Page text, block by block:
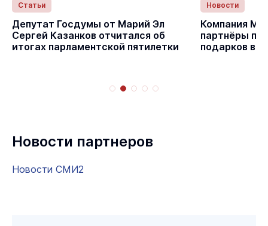
Статьи
Депутат Госдумы от Марий Эл
Сергей Казанков отчитался об
итогах парламентской пятилетки
Новости
Компания
партнёры
подарков в
Новости партнеров
Новости СМИ2